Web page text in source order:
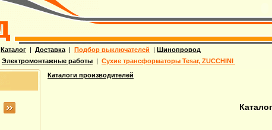
Каталог | Доставка | Подбор выключателей | Шинопровод
Электромонтажные работы | Сухие трансформаторы Tesar, ZUCCHINI
Каталоги производителей